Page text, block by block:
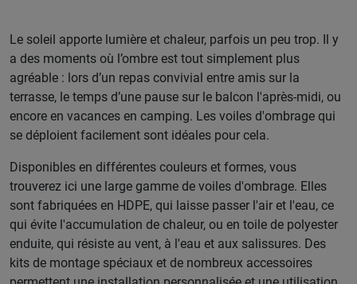
Le soleil apporte lumière et chaleur, parfois un peu trop. Il y
a des moments où l’ombre est tout simplement plus
agréable : lors d’un repas convivial entre amis sur la
terrasse, le temps d’une pause sur le balcon l'après-midi, ou
encore en vacances en camping. Les voiles d'ombrage qui
se déploient facilement sont idéales pour cela.
Disponibles en différentes couleurs et formes, vous
trouverez ici une large gamme de voiles d'ombrage. Elles
sont fabriquées en HDPE, qui laisse passer l'air et l'eau, ce
qui évite l'accumulation de chaleur, ou en toile de polyester
enduite, qui résiste au vent, à l'eau et aux salissures. Des
kits de montage spéciaux et de nombreux accessoires